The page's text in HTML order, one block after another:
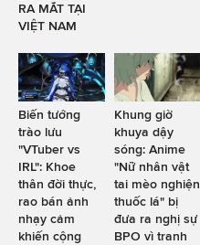
RA MẮT TẠI
VIỆT NAM
Biến tướng
trào lưu
"VTuber vs
IRL": Khoe
thân đời thực,
rao bán ảnh
nhạy cảm
khiến cộng
Khung giờ
khuya dậy
sóng: Anime
"Nữ nhân vật
tai mèo nghiện
thuốc lá" bị
đưa ra nghị sự
BPO vì tranh